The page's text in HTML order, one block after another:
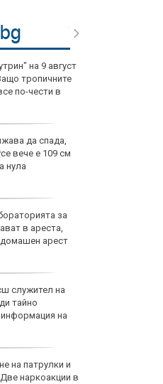
на 9 август
тропичните
по-чести в
да спада,
вече е 109 см
нула
за
в ареста,
арест
служител на
тайно
на
на патрулки и
наркоакции в